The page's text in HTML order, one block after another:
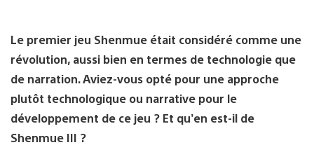
Le premier jeu Shenmue était considéré comme une
révolution, aussi bien en termes de technologie que
de narration. Aviez-vous opté pour une approche
plutôt technologique ou narrative pour le
développement de ce jeu ? Et qu’en est-il de
Shenmue III ?